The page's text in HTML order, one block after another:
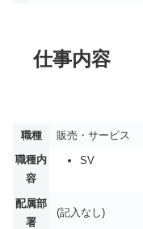
仕事内容
職種
販売・サービス
職種内
容
SV
配属部
署
(記入なし)